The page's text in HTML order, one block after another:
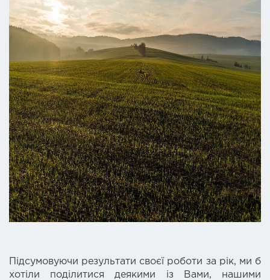
Підсумовуючи результати своєї роботи за рік, ми б
хотіли поділитися деякими із Вами, нашими